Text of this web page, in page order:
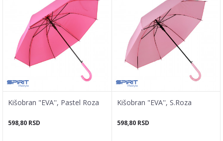
Kišobran "EVA'', Pastel Roza
598,80 RSD
Kišobran "EVA'', S.Roza
598,80 RSD